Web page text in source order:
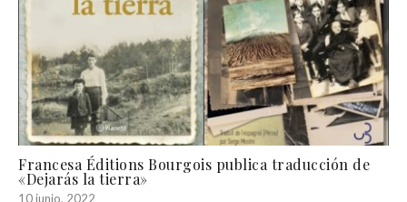
Francesa Éditions Bourgois publica traducción de
«Dejarás la tierra»
10 junio, 2022